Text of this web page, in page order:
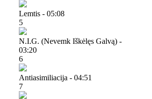
Lemtis - 05:08
5
N.i.g. (nevemk Iškėlęs Galvą) -
03:20
6
Antiasimiliacija - 04:51
7